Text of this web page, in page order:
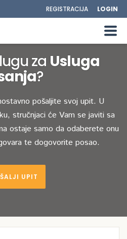
REGISTRACIJA LOGIN
za Usluga
?
pošaljite svoj upit. U
stručnjaci će Vam se javiti sa
ostaje samo da odaberete onu
te dogovorite posao.
UPIT